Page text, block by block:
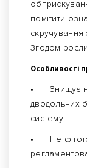
помітити
скручування
Згодом
Особливості
•
Знищує
дводольних
систему;
•
Не